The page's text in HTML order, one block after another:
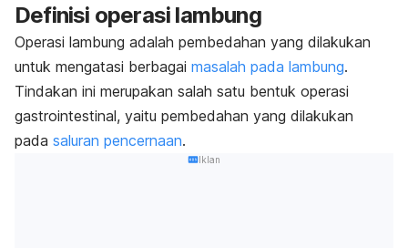
Definisi operasi lambung
Operasi lambung adalah pembedahan yang dilakukan
untuk mengatasi berbagai masalah pada lambung.
Tindakan ini merupakan salah satu bentuk operasi
gastrointestinal, yaitu pembedahan yang dilakukan
pada saluran pencernaan.
Iklan